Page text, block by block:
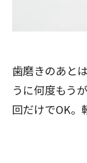
歯磨きのあと
うに何度もう
回だけでOK。